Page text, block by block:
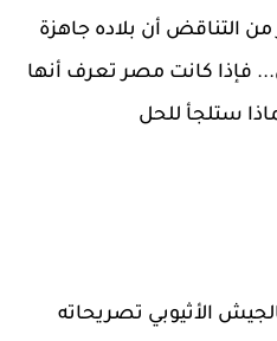
التناقض أن بلاده جاهزة
فإذا كانت مصر تعرف أنها
ستلجأ للحل
الأثيوبي تصريحاته